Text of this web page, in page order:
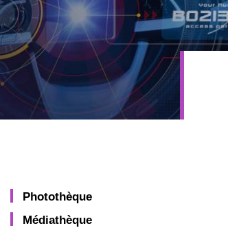
Photothèque
Médiathèque